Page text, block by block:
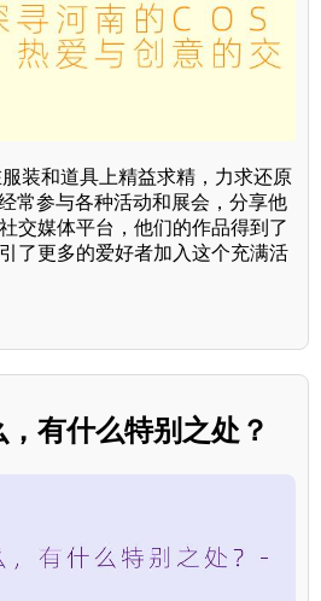
装和道具上精益求精，力求还原
常参与各种活动和展会，分享他
交媒体平台，他们的作品得到了
了更多的爱好者加入这个充满活
有什么特别之处？